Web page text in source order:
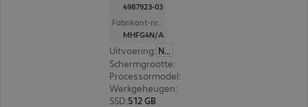
4987923-03
Fabrikant-nr.:
MHFG4N/A
Uitvoering:
Nederland
Schermgrootte:
Processormodel:
Werkgeheugen:
SSD:512 GB